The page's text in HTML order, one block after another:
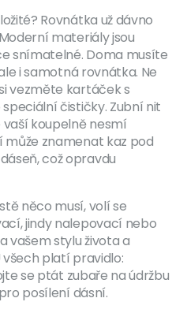
Rovnátka už dávno
materiály jsou
snímatelné. Doma musíte
i samotná rovnátka. Ne
vezměte kartáček s
čističky. Zubní nit
koupelně nesmí
znamenat kaz pod
což opravdu
něco musí, volí se
jindy nalepovací nebo
vašem stylu života a
platí pravidlo:
se ptát zubaře na údržbu
posílení dásní.